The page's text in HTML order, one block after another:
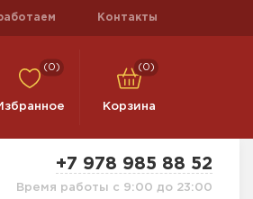
Контакты
(0) (0)
Корзина
+7 978 985 88 52
Время работы с 9:00 до 23:00